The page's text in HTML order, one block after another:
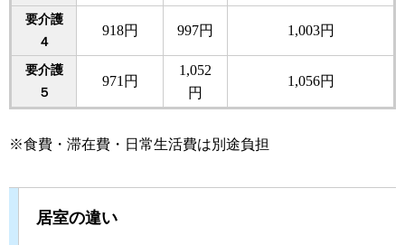
要介護
４
918円 997円 1,003円
要介護
５
971円
1,052
円
1,056円
※食費・滞在費・日常生活費は別途負担
居室の違い